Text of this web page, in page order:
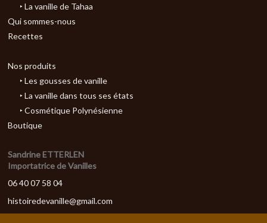
‣ La vanille de Tahaa
Qui sommes-nous
Recettes
Nos produits
‣ Les gousses de vanille
‣ La vanille dans tous ses états
‣ Cosmétique Polynésienne
Boutique
Sandrine ETTERLEN
Importatrice de Vanilles
06 40 07 58 04
histoiredevanille@gmail.com